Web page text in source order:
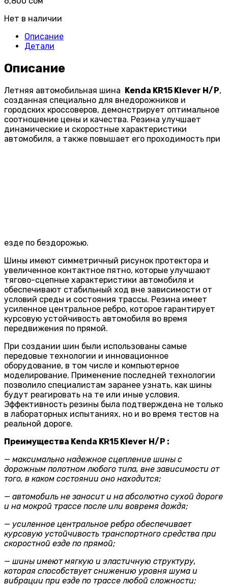
Нет в наличии
Описание
Детали
Описание
Летняя автомобильная шина Kenda KR15 Klever H/P,
созданная специально для внедорожников и
городских кроссоверов, демонстрирует оптимальное
соотношение цены и качества. Резина улучшает
динамические и скоростные характеристики
автомобиля, а также повышает его проходимость при
езде по бездорожью.
Шины имеют симметричный рисунок протектора и
увеличенное контактное пятно, которые улучшают
тягово-сцепные характеристики автомобиля и
обеспечивают стабильный ход вне зависимости от
условий среды и состояния трассы. Резина имеет
усиленное центральное ребро, которое гарантирует
курсовую устойчивость автомобиля во время
передвижения по прямой.
При создании шин были использованы самые
передовые технологии и инновационное
оборудование, в том числе и компьютерное
моделирование. Применение последней технологии
позволило специалистам заранее узнать, как шины
будут реагировать на те или иные условия.
Эффективность резины была подтверждена не только
в лабораторных испытаниях, но и во время тестов на
реальной дороге.
Преимущества Kenda KR15 Klever H/P :
— максимально надежное сцепление шины с
дорожным полотном любого типа, вне зависимости от
того, в каком состоянии оно находится;
— автомобиль не заносит и на абсолютно сухой дороге
и на мокрой трассе после или вовремя дождя;
— усиленное центральное ребро обеспечивает
курсовую устойчивость транспортного средства при
скоростной езде по прямой;
— шины имеют мягкую и эластичную структуру,
которая способствует снижению уровня шума и
вибрации при езде по трассе любой сложности;